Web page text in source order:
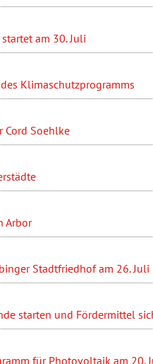
am 30. Juli
Klimaschutzprogramms
Cord Soehlke
Arbor
Stadtfriedhof am 26. Juli
starten und Fördermittel
für Photovoltaik am 20.